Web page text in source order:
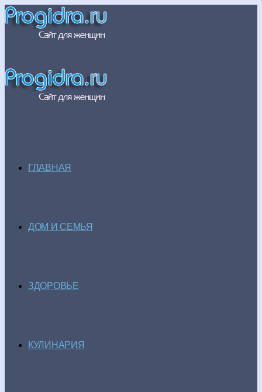
ГЛАВНАЯ
ДОМ И СЕМЬЯ
ЗДОРОВЬЕ
КУЛИНАРИЯ